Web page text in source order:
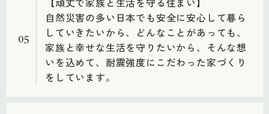
05
自然災害の多い日本でも安全に安心して暮ら
していきたいから、どんなことがあっても、
家族と幸せな生活を守りたいから、そんな想
いを込めて、耐震強度にこだわった家づくり
をしています。